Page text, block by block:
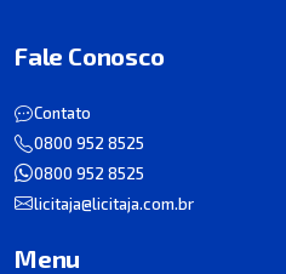
Fale Conosco
Contato
0800 952 8525
0800 952 8525
licitaja@licitaja.com.br
Menu